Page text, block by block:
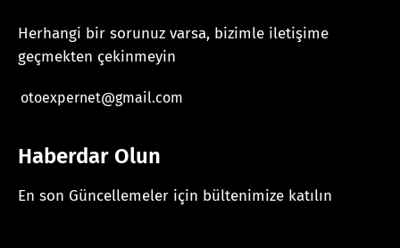
Herhangi bir sorunuz varsa, bizimle iletişime
geçmekten çekinmeyin
otoexpernet@gmail.com
Haberdar Olun
En son Güncellemeler için bültenimize katılın